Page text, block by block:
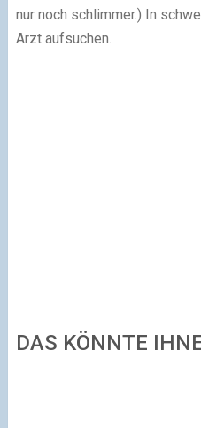
nur noch schlimmer.) In
Arzt aufsuchen.
DAS KÖNNTE